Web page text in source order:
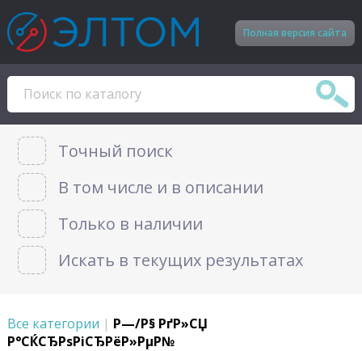
Полная версия сайта
Точный поиск
В том числе и в описании
Только в наличии
Искать в текущих результатах
Все категории | Р—/Р§ РґР»СЏ
Р°СЌСЂРѕРіСЂРёР»РµР№